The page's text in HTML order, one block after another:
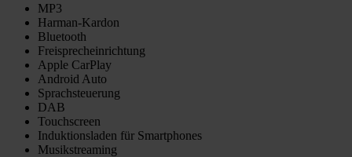
MP3
Harman-Kardon
Bluetooth
Freisprecheinrichtung
Apple CarPlay
Android Auto
Sprachsteuerung
DAB
Touchscreen
Induktionsladen für Smartphones
Musikstreaming